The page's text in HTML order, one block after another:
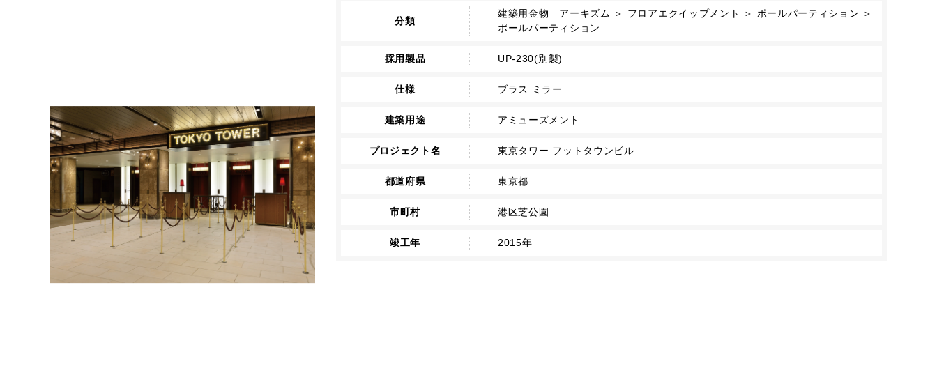
分類
建築用金物 アーキズム ＞ フロアエクイップメント ＞ ポールパーティション ＞
ポールパーティション
採用製品 UP-230(別製)
仕様 ブラス ミラー
建築用途 アミューズメント
プロジェクト名 東京タワー フットタウンビル
都道府県 東京都
市町村 港区芝公園
竣工年 2015年